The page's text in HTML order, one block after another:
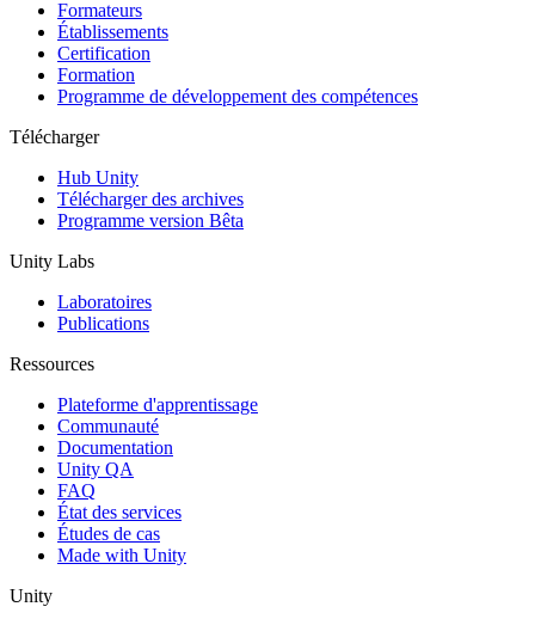
Jeux XR
Lancez des jeux XR sur plusieurs plateformes
Jeux multijoueur
Simplifiez le développement de jeux multijoueurs
Formateurs
Établissements
Certification
Formation
Programme de développement des compétences
Télécharger
Hub Unity
Télécharger des archives
Programme version Bêta
Unity Labs
Laboratoires
Publications
Ressources
Plateforme d'apprentissage
Communauté
Documentation
Unity QA
FAQ
État des services
Études de cas
Made with Unity
Unity